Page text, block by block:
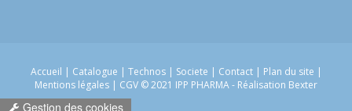
Accueil | Catalogue | Technos | Societe | Contact | Plan du site |
Mentions légales | CGV © 2021 IPP PHARMA - Réalisation Bexter
Gestion des cookies